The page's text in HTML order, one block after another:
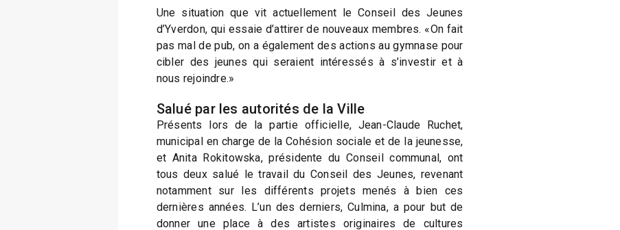
Une situation que vit actuellement le Conseil des Jeunes
d’Yverdon, qui essaie d’attirer de nouveaux membres. «On fait
pas mal de pub, on a également des actions au gymnase pour
cibler des jeunes qui seraient intéressés à s’investir et à
nous rejoindre.»
Salué par les autorités de la Ville
Présents lors de la partie officielle, Jean-Claude Ruchet,
municipal en charge de la Cohésion sociale et de la jeunesse,
et Anita Rokitowska, présidente du Conseil communal, ont
tous deux salué le travail du Conseil des Jeunes, revenant
notamment sur les différents projets menés à bien ces
dernières années. L’un des derniers, Culmina, a pour but de
donner une place à des artistes originaires de cultures